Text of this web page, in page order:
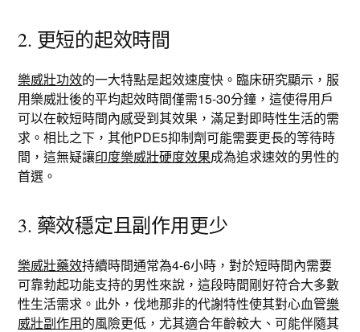
2. 更短的起效時間
樂威壯功效的一大特點是起效速度快。臨床研究顯示，服
用樂威壯後的平均起效時間僅需15-30分鐘，這使得用戶
可以在較短時間內感受到其效果，滿足對即時性生活的需
求。相比之下，其他PDE5抑制劑可能需要更長的等待時
間，這無疑讓印度樂威壯硬度效果成為追求速效的男性的
首選。
3. 藥效穩定且副作用更少
樂威壯藥效持續時間通常為4-6小時，對於短時間內需要
可靠勃起功能支持的男性來說，這段時間剛好符合大多數
性生活需求。此外，伐地那非的代謝特性使其對心血管樂
威壯副作用的風險更低，尤其適合年齡較大、可能伴隨其